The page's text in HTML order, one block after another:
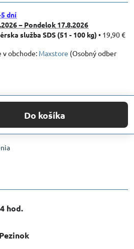
dní
− Pondelok 17.8.2026
služba SDS (51 - 100 kg) • 19,90 €
Maxstore (Osobný odber
Do košíka
hod​.